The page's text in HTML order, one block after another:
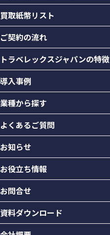
買取紙幣リスト
ご契約の流れ
トラベレックスジャパンの特徴
導入事例
業種から探す
よくあるご質問
お知らせ
お役立ち情報
お問合せ
資料ダウンロード